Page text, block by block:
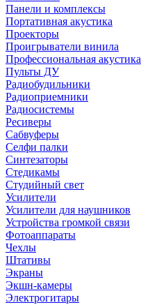
Панели и комплексы
Портативная акустика
Проекторы
Проигрыватели винила
Профессиональная акустика
Пульты ДУ
Радиобудильники
Радиоприемники
Радиосистемы
Ресиверы
Сабвуферы
Селфи палки
Синтезаторы
Стедикамы
Студийный свет
Усилители
Усилители для наушников
Устройства громкой связи
Фотоаппараты
Чехлы
Штативы
Экраны
Экшн-камеры
Электрогитары